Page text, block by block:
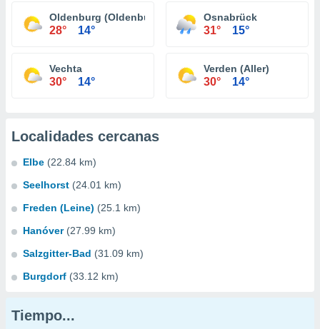
Oldenburg (Oldenburg)
28° 14°
Osnabrück
31° 15°
Vechta
30° 14°
Verden (Aller)
30° 14°
Localidades cercanas
Elbe (22.84 km)
Seelhorst (24.01 km)
Freden (Leine) (25.1 km)
Hanóver (27.99 km)
Salzgitter-Bad (31.09 km)
Burgdorf (33.12 km)
Tiempo...